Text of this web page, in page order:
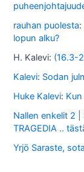
rauhan puolesta:
lopun alku?
H. Kalevi: (16.3-
Kalevi: Sodan
Huke Kalevi:
Nallen enkelit 2
TRAGEDIA ..
Yrjö Saraste,